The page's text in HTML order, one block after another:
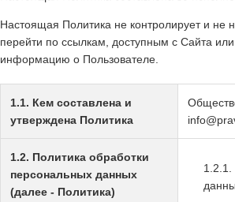
Настоящая Политика не контролирует и не
перейти по ссылкам, доступным с Сайта
информацию о Пользователе.
1.1. Кем составлена и
утверждена Политика
1.2. Политика обработки
персональных данных
(далее - Политика)
1.2.1.